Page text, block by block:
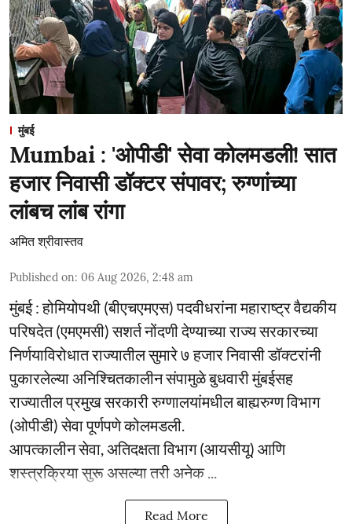
मुंबई
Mumbai : 'ओपीडी' सेवा कोलमडली! सात
हजार निवासी डॉक्टर संपावर; रुग्णांच्या
लांबच लांब रांगा
अमित श्रीवास्तव
Published on: 06 Aug 2026, 2:48 am
मुंबई : होमियोपथी (बीएचएमएस) पदवीधरांना महाराष्ट्र वैद्यकीय
परिषदेत (एमएमसी) सशर्त नोंदणी देण्याच्या राज्य सरकारच्या
निर्णयाविरोधात राज्यातील सुमारे ७ हजार निवासी डॉक्टरांनी
पुकारलेल्या अनिश्चितकालीन संपामुळे बुधवारी मुंबईसह
राज्यातील प्रमुख सरकारी रुग्णालयांमधील बाह्यरुग्ण विभाग
(ओपीडी) सेवा पूर्णपणे कोलमडली.
आपत्कालीन सेवा, अतिदक्षता विभाग (आयसीयू) आणि
शस्त्रक्रिया सुरू असल्या तरी अनेक ...
Read More